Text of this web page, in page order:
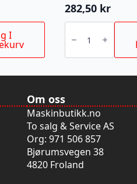
I
282,50 kr
STIKKSAGBLAD
105/4MM
antall
Om oss
Maskinbutikk.no
To salg & Service AS
Org: 971 506 857
Bjørumsvegen 38
4820 Froland